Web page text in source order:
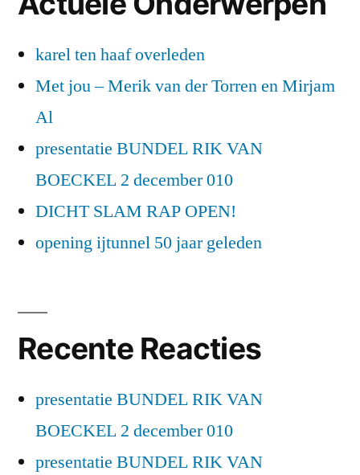
karel ten haaf overleden
Met jou – Merik van der Torren en Mirjam
Al
presentatie BUNDEL RIK VAN
BOECKEL 2 december 010
DICHT SLAM RAP OPEN!
opening ijtunnel 50 jaar geleden
Recente Reacties
presentatie BUNDEL RIK VAN
BOECKEL 2 december 010
presentatie BUNDEL RIK VAN